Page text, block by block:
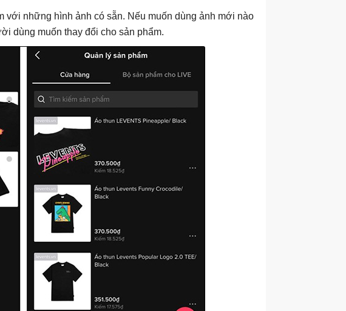
với những hình ảnh có sẵn. Nếu muốn dùng ảnh mới nào
dùng muốn thay đổi cho sản phẩm.